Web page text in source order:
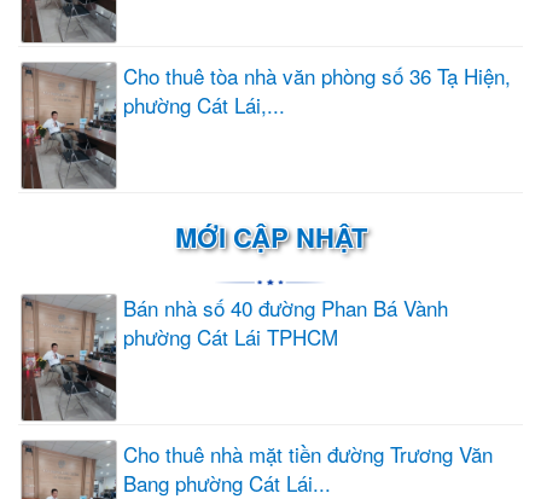
Cho thuê tòa nhà văn phòng số 36 Tạ Hiện,
phường Cát Lái,...
MỚI CẬP NHẬT
Bán nhà số 40 đường Phan Bá Vành
phường Cát Lái TPHCM
Cho thuê nhà mặt tiền đường Trương Văn
Bang phường Cát Lái...